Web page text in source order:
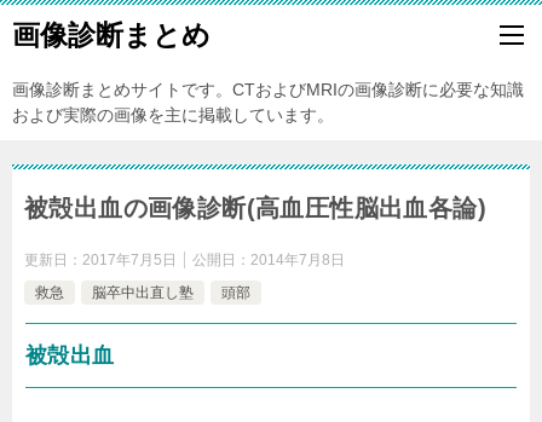
画像診断まとめ
画像診断まとめサイトです。CTおよびMRIの画像診断に必要な知識
および実際の画像を主に掲載しています。
被殻出血の画像診断(高血圧性脳出血各論)
更新日： 2017年7月5日 公開日： 2014年7月8日
救急
脳卒中出直し塾 頭部
被殻出血